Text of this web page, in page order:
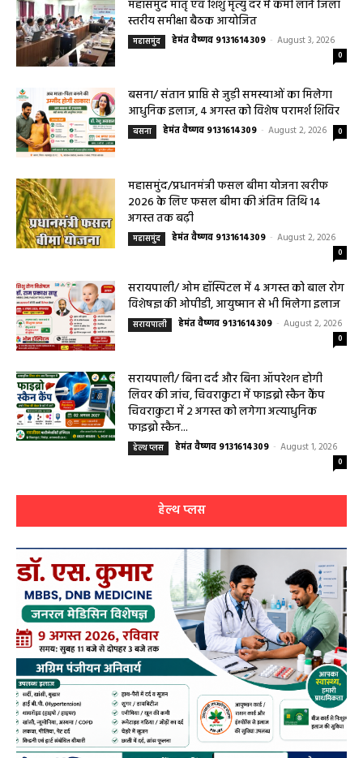
महासमुंद मातृ एवं शिशु मृत्यु दर में कमी लाने जिला
स्तरीय समीक्षा बैठक आयोजित
महासमुंद हेमंत वैष्णव 9131614309 - August 3, 2026
0
बसना/ संतान प्राप्ति से जुड़ी समस्याओं का मिलेगा
आधुनिक इलाज, 4 अगस्त को विशेष परामर्श शिविर
बसना हेमंत वैष्णव 9131614309 - August 2, 2026 0
महासमुंद/प्रधानमंत्री फसल बीमा योजना खरीफ
2026 के लिए फसल बीमा की अंतिम तिथि 14
अगस्त तक बढ़ी
महासमुंद हेमंत वैष्णव 9131614309 - August 2, 2026
0
सरायपाली/ ओम हॉस्पिटल में 4 अगस्त को बाल रोग
विशेषज्ञ की ओपीडी, आयुष्मान से भी मिलेगा इलाज
सरायपाली हेमंत वैष्णव 9131614309 - August 2, 2026
0
सरायपाली/ बिना दर्द और बिना ऑपरेशन होगी
लिवर की जांच, चिवराकुटा में फाइब्रो स्कैन कैंप
चिवराकुटा में 2 अगस्त को लगेगा अत्याधुनिक
फाइब्रो स्कैन...
हेल्थ प्लस हेमंत वैष्णव 9131614309 - August 1, 2026
0
हेल्थ प्लस